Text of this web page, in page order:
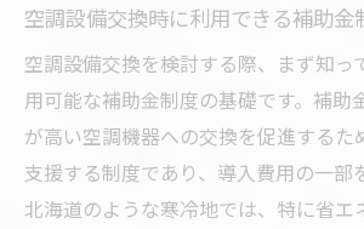
空調設備交換時に利用できる補助金
空調設備交換を検討する際、まず知っ
用可能な補助金制度の基礎です。補助
が高い空調機器への交換を促進するた
支援する制度であり、導入費用の一部
北海道のような寒冷地では、特に省エ